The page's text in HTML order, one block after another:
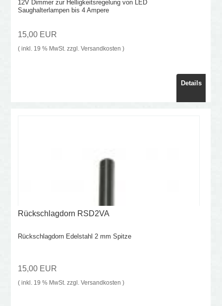
12V Dimmer zur Helligkeitsregelung von LED
Saughalterlampen bis 4 Ampere
15,00 EUR
( inkl. 19 % MwSt. zzgl. Versandkosten )
Details
Rückschlagdorn RSD2VA
Rückschlagdorn Edelstahl 2 mm Spitze
15,00 EUR
( inkl. 19 % MwSt. zzgl. Versandkosten )